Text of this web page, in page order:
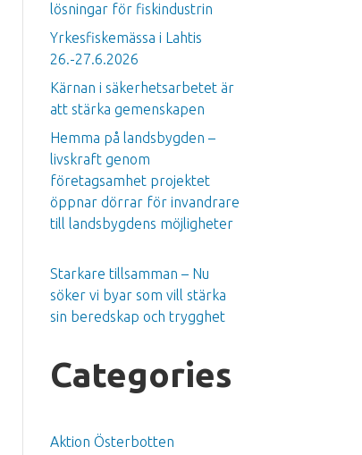
lösningar för fiskindustrin
Yrkesfiskemässa i Lahtis
26.-27.6.2026
Kärnan i säkerhetsarbetet är
att stärka gemenskapen
Hemma på landsbygden –
livskraft genom
företagsamhet projektet
öppnar dörrar för invandrare
till landsbygdens möjligheter
Starkare tillsamman – Nu
söker vi byar som vill stärka
sin beredskap och trygghet
Categories
Aktion Österbotten